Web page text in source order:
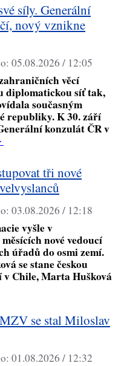
síly. Generální
nový vznikne
05.08.2026 / 12:05
věcí
diplomatickou síť tak,
současným
republiky. K 30. září
konzulát ČR v
tři nové
03.08.2026 / 12:18
vyšle v
nové vedoucí
úřadů do osmi zemí.
se stane českou
Chile, Marta Hušková
se stal Miloslav
01.08.2026 / 12:32